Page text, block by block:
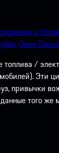
и
Open
/
Эти
привычки
того